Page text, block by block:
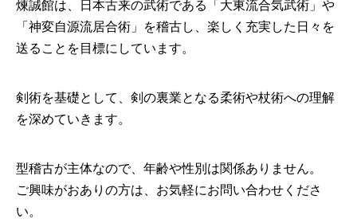
煉誠館は、日本古来の武術である「大東流合気武術」や
「神変自源流居合術」を稽古し、楽しく充実した日々を
送ることを目標にしています。
剣術を基礎として、剣の裏業となる柔術や杖術への理解
を深めていきます。
型稽古が主体なので、年齢や性別は関係ありません。
ご興味がおありの方は、お気軽にお問い合わせくださ
い。